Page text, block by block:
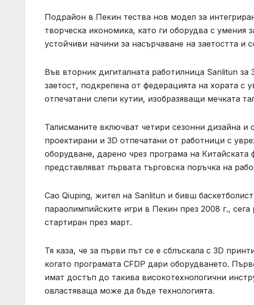
Подрайон в Пекин тества нов модел за
творческа икономика, като ги оборудва с умения
устойчиви начини за насърчаване на заетостта и
Във вторник дигиталната работилница Sanlitun
заетост, подкрепена от федерацията на хората с
отпечатани слепи кутии, изобразяващи мечката
Талисманите включват четири сезонни дизайна и
проектирани и 3D отпечатани от работници с
оборудване, дарено чрез програма на
представляват първата търговска поръчка на
Cao Qiuping, жител на Sanlitun и бивш
параолимпийските игри в Пекин през 2008 г.,
стартиран през март.
Тя каза, че за първи път се е сблъскала с 3D
когато програмата CFDP дари оборудването.
имат достъп до такива високотехнологични
овластяваща може да бъде технологията.